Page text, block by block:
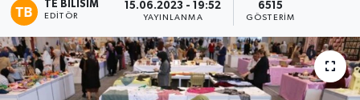
TE BILISIM
EDITÖR
15.06.2023 - 19:52
YAYINLANMA
6515
GÖSTERIM
Sağlık
Siyaset
Haber Arşivi